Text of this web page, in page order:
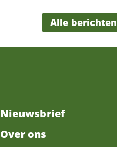
Alle berichten
Nieuwsbrief
Over ons